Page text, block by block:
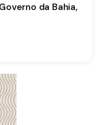
da Bahia,